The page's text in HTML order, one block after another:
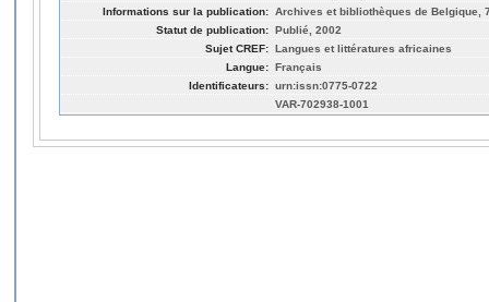
Informations sur la publication: Archives et bibliothèques de Belgique,
Statut de publication: Publié, 2002
Sujet CREF: Langues et littératures africaines
Langue: Français
Identificateurs: urn:issn:0775-0722
VAR-702938-1001